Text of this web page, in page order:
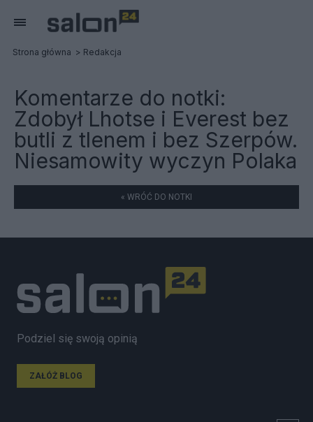
Strona główna Redakcja
Komentarze do notki:
Zdobył Lhotse i Everest bez
butli z tlenem i bez Szerpów.
Niesamowity wyczyn Polaka
« WRÓĆ DO NOTKI
Podziel się swoją opinią
ZAŁÓŻ BLOG